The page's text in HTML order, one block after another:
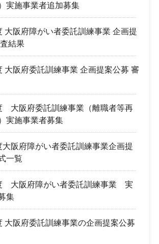
実施事業者追加募集
大阪府障がい者委託訓練事業 企画提
結果
大阪府委託訓練事業 企画提案公募 審
大阪府委託訓練事業（離職者等再
実施事業者募集
大阪府障がい者委託訓練事業企画提
一覧
大阪府障がい者委託訓練事業 実
集
大阪府委託訓練事業の企画提案公募